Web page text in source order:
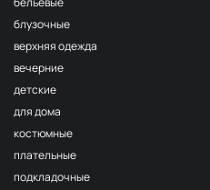
блузочные
верхняя одежда
вечерние
детские
для дома
костюмные
плательные
подкладочные